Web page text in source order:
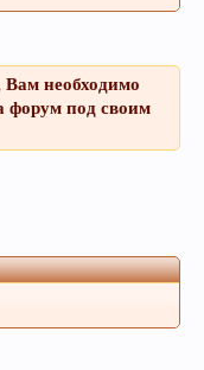
необходимо
форум под своим